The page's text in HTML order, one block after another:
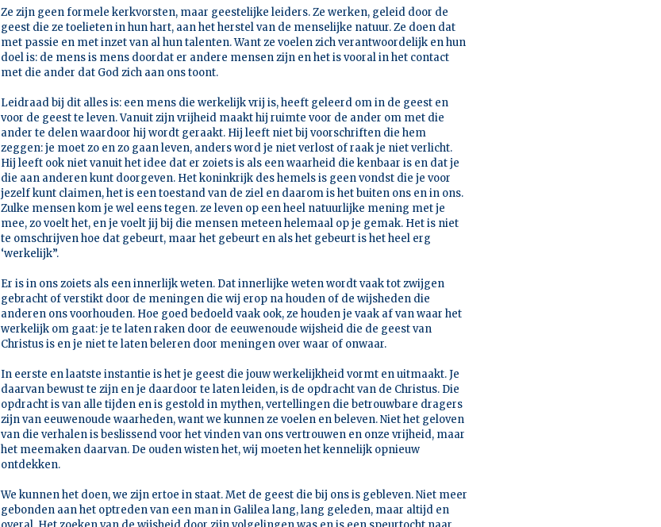
Ze zijn geen formele kerkvorsten, maar geestelijke leiders. Ze werken, geleid door de
geest die ze toelieten in hun hart, aan het herstel van de menselijke natuur. Ze doen dat
met passie en met inzet van al hun talenten. Want ze voelen zich verantwoordelijk en hun
doel is: de mens is mens doordat er andere mensen zijn en het is vooral in het contact
met die ander dat God zich aan ons toont.
Leidraad bij dit alles is: een mens die werkelijk vrij is, heeft geleerd om in de geest en
voor de geest te leven. Vanuit zijn vrijheid maakt hij ruimte voor de ander om met die
ander te delen waardoor hij wordt geraakt. Hij leeft niet bij voorschriften die hem
zeggen: je moet zo en zo gaan leven, anders word je niet verlost of raak je niet verlicht.
Hij leeft ook niet vanuit het idee dat er zoiets is als een waarheid die kenbaar is en dat je
die aan anderen kunt doorgeven. Het koninkrijk des hemels is geen vondst die je voor
jezelf kunt claimen, het is een toestand van de ziel en daarom is het buiten ons en in ons.
Zulke mensen kom je wel eens tegen. ze leven op een heel natuurlijke mening met je
mee, zo voelt het, en je voelt jij bij die mensen meteen helemaal op je gemak. Het is niet
te omschrijven hoe dat gebeurt, maar het gebeurt en als het gebeurt is het heel erg
‘werkelijk”.
Er is in ons zoiets als een innerlijk weten. Dat innerlijke weten wordt vaak tot zwijgen
gebracht of verstikt door de meningen die wij erop na houden of de wijsheden die
anderen ons voorhouden. Hoe goed bedoeld vaak ook, ze houden je vaak af van waar het
werkelijk om gaat: je te laten raken door de eeuwenoude wijsheid die de geest van
Christus is en je niet te laten beleren door meningen over waar of onwaar.
In eerste en laatste instantie is het je geest die jouw werkelijkheid vormt en uitmaakt. Je
daarvan bewust te zijn en je daardoor te laten leiden, is de opdracht van de Christus. Die
opdracht is van alle tijden en is gestold in mythen, vertellingen die betrouwbare dragers
zijn van eeuwenoude waarheden, want we kunnen ze voelen en beleven. Niet het geloven
van die verhalen is beslissend voor het vinden van ons vertrouwen en onze vrijheid, maar
het meemaken daarvan. De ouden wisten het, wij moeten het kennelijk opnieuw
ontdekken.
We kunnen het doen, we zijn ertoe in staat. Met de geest die bij ons is gebleven. Niet meer
gebonden aan het optreden van een man in Galilea lang, lang geleden, maar altijd en